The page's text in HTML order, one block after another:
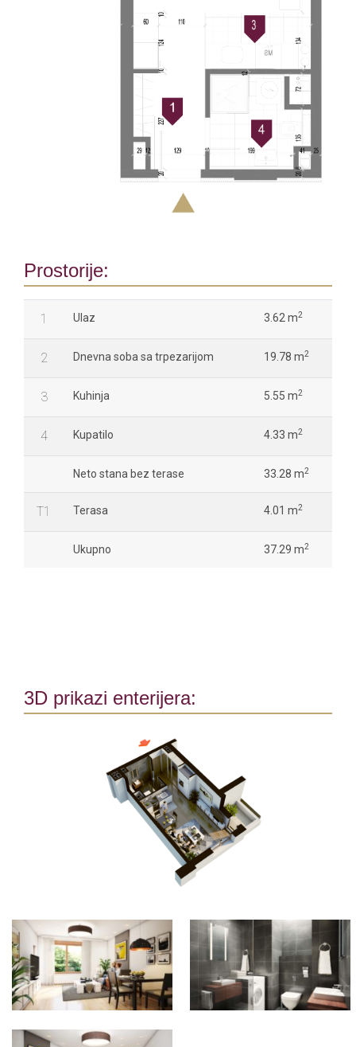
Prostorije:
1 Ulaz 3.62 m2
2 Dnevna soba sa trpezarijom 19.78 m2
3 Kuhinja 5.55 m2
4 Kupatilo 4.33 m2
Neto stana bez terase 33.28 m2
T1 Terasa 4.01 m2
Ukupno 37.29 m2
3D prikazi enterijera: